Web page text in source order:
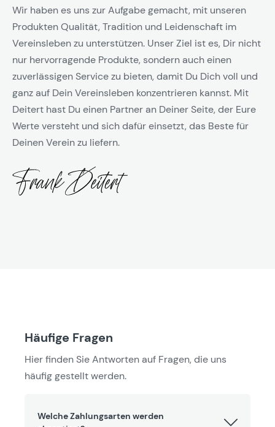
Wir haben es uns zur Aufgabe gemacht, mit unseren
Produkten Qualität, Tradition und Leidenschaft im
Vereinsleben zu unterstützen. Unser Ziel ist es, Dir nicht
nur hervorragende Produkte, sondern auch einen
zuverlässigen Service zu bieten, damit Du Dich voll und
ganz auf Dein Vereinsleben konzentrieren kannst. Mit
Deitert hast Du einen Partner an Deiner Seite, der Eure
Werte versteht und sich dafür einsetzt, das Beste für
Deinen Verein zu liefern.
Häufige Fragen
Hier finden Sie Antworten auf Fragen, die uns
häufig gestellt werden.
Welche Zahlungsarten werden